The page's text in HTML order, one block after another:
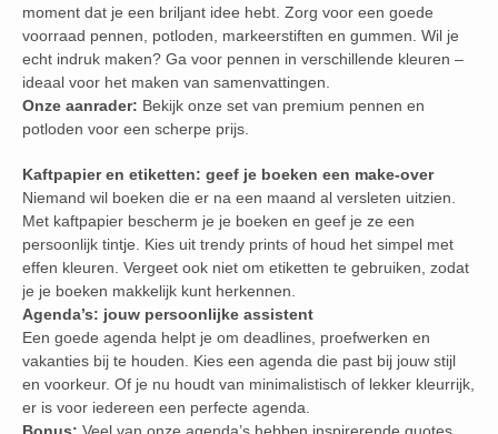
moment dat je een briljant idee hebt. Zorg voor een goede
voorraad pennen, potloden, markeerstiften en gummen. Wil je
echt indruk maken? Ga voor pennen in verschillende kleuren –
ideaal voor het maken van samenvattingen.
Onze aanrader: Bekijk onze set van premium pennen en
potloden voor een scherpe prijs.
Kaftpapier en etiketten: geef je boeken een make-over
Niemand wil boeken die er na een maand al versleten uitzien.
Met kaftpapier bescherm je je boeken en geef je ze een
persoonlijk tintje. Kies uit trendy prints of houd het simpel met
effen kleuren. Vergeet ook niet om etiketten te gebruiken, zodat
je je boeken makkelijk kunt herkennen.
Agenda’s: jouw persoonlijke assistent
Een goede agenda helpt je om deadlines, proefwerken en
vakanties bij te houden. Kies een agenda die past bij jouw stijl
en voorkeur. Of je nu houdt van minimalistisch of lekker kleurrijk,
er is voor iedereen een perfecte agenda.